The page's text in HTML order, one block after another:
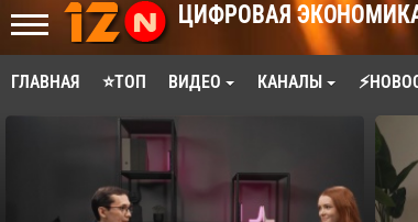
ЦИФРОВАЯ
ГЛАВНАЯ ⭐ТОП ВИДЕО КАНАЛЫ